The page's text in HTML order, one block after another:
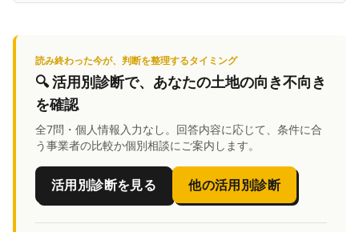
読み終わった今が、判断を整理するタイミング
🔍活用別診断で、あなたの土地の向き不向き
を確認
全7問・個人情報入力なし。回答内容に応じて、条件に合
う事業者の比較か個別相談にご案内します。
活用別診断を見る 他の活用別診断